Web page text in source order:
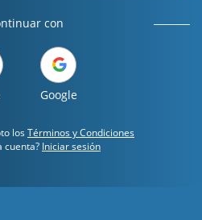
con
Google
los Términos y Condiciones
cuenta? Iniciar sesión